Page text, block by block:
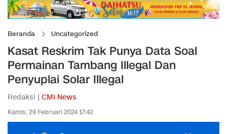
Beranda Uncategorized
Kasat Reskrim Tak Punya Data Soal
Permainan Tambang Illegal Dan
Penyuplai Solar Illegal
Redaksi | CMI News
Kamis, 29 Februari 2024 17:42